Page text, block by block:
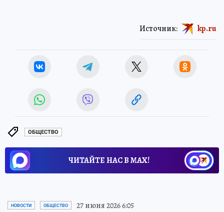
Источник: kp.ru
ОБЩЕСТВО
ЧИТАЙТЕ НАС В МАХ!
НОВОСТИ ОБЩЕСТВО 27 июня 2026 6:05